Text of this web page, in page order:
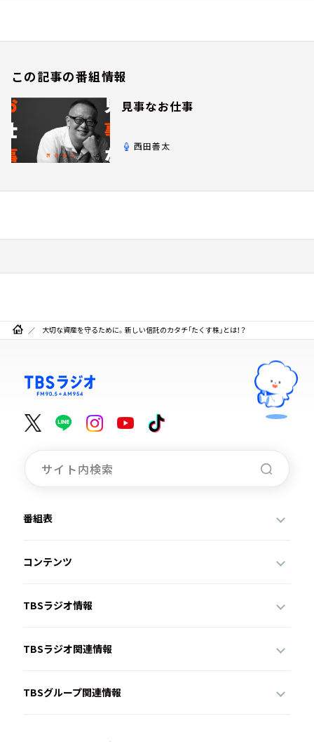
この記事の番組情報
見事なお仕事
西田善太
大切な資産を守るために。新しい信託のカタチ「たくす株」とは！？
番組表
コンテンツ
TBSラジオ情報
TBSラジオ関連情報
TBSグループ関連情報